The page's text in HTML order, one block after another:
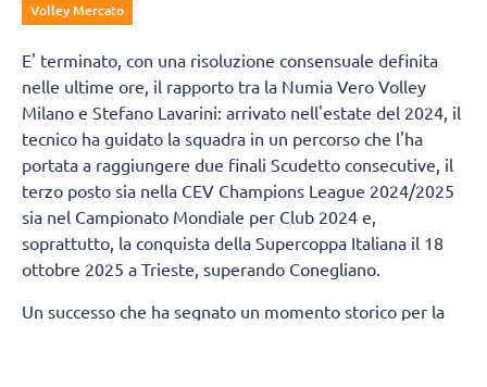
Volley Mercato
E' terminato, con una risoluzione consensuale definita
nelle ultime ore, il rapporto tra la Numia Vero Volley
Milano e Stefano Lavarini: arrivato nell'estate del 2024, il
tecnico ha guidato la squadra in un percorso che l'ha
portata a raggiungere due finali Scudetto consecutive, il
terzo posto sia nella CEV Champions League 2024/2025
sia nel Campionato Mondiale per Club 2024 e,
soprattutto, la conquista della Supercoppa Italiana il 18
ottobre 2025 a Trieste, superando Conegliano.
Un successo che ha segnato un momento storico per la